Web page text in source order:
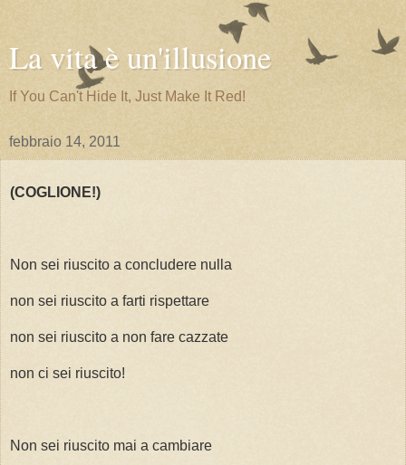
La vita è un'illusione
If You Can't Hide It, Just Make It Red!
febbraio 14, 2011
(COGLIONE!)
Non sei riuscito a concludere nulla
non sei riuscito a farti rispettare
non sei riuscito a non fare cazzate
non ci sei riuscito!
Non sei riuscito mai a cambiare